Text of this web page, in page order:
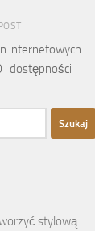
internetowych:
i dostępności
stylową i